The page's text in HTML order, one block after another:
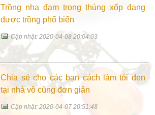
Trồng nha đam trong thùng xốp đang
được trồng phổ biến
📅Cập nhật: 2020-04-08 20:04:03
Chia sẻ cho các bạn cách làm tỏi đen
tại nhà vô cùng đơn giản
📅Cập nhật: 2020-04-07 20:51:48